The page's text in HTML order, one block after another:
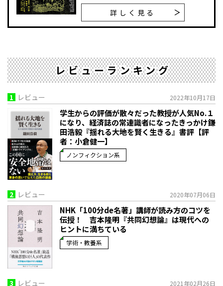
詳しく見る
レビューランキング
1 レビュー 2022年10月17日
学生からの評価が散々だった教授が人気No.１
になり、経済誌の常連識者になったきっかけ――鎌
田浩毅『揺れる大地を賢く生きる』書評【評
者：小倉健一】
ノンフィクション系
2 レビュー 2020年07月06日
NHK「100分de名著」講師が読み方のコツを
伝授！ 吉本隆明『共同幻想論』は現代への
ヒントに満ちている
学術・教養系
3 レビュー 2021年02月26日